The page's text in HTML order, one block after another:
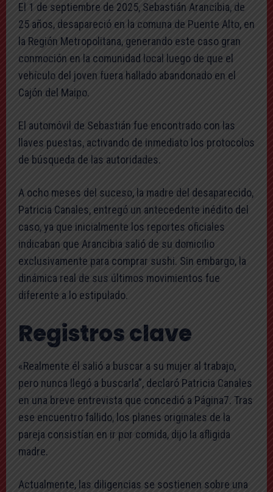
El 1 de septiembre de 2025, Sebastián Arancibia, de
25 años, desapareció en la comuna de Puente Alto, en
la Región Metropolitana, generando este caso gran
conmoción en la comunidad local luego de que el
vehículo del joven fuera hallado abandonado en el
Cajón del Maipo.
El automóvil de Sebastián fue encontrado con las
llaves puestas, activando de inmediato los protocolos
de búsqueda de las autoridades.
A ocho meses del suceso, la madre del desaparecido,
Patricia Canales, entregó un antecedente inédito del
caso, ya que inicialmente los reportes oficiales
indicaban que Arancibia salió de su domicilio
exclusivamente para comprar sushi. Sin embargo, la
dinámica real de sus últimos movimientos fue
diferente a lo estipulado.
Registros clave
«Realmente él salió a buscar a su mujer al trabajo,
pero nunca llegó a buscarla”, declaró Patricia Canales
en una breve entrevista que concedió a Página7. Tras
ese encuentro fallido, los planes originales de la
pareja consistían en ir por comida, dijo la afligida
madre.
Actualmente, las diligencias se sostienen sobre una